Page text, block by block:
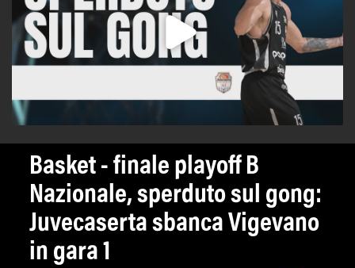
Basket - finale playoff B
Nazionale, sperduto sul gong:
Juvecaserta sbanca Vigevano
in gara 1